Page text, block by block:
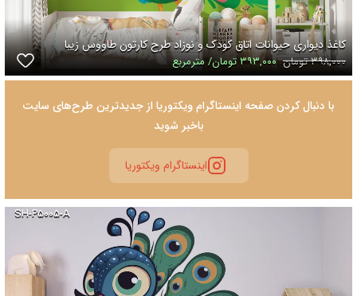
کاغذ دیواری حیوانات اتاق کودک و نوزاد طرح کارتون طاووس زیبا
۳۹۸,۰۰۰ تومان ۳۹۳,۰۰۰ تومان/ مترمربع
با دنبال کردن صفحه اینستاگرام ویکتوریا از جدیدترین طرح‌های سایت
باخبر شوید
اینستاگرام ویکتوریا
SH-P۵۰۰۵-A